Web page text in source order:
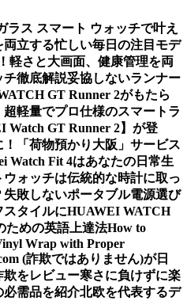
ラス スマート ウォッチで叶え
立する忙しい毎日の注目モデ
軽さと大画面、健康管理を両
チ徹底解説妥協しないランナー
GT Runner 2がもたら
超軽量でプロ仕様のスマートラ
Watch GT Runner 2】が登
「荷物預かり大阪」サービス
Watch Fit 4はあなたの日常生
ウォッチは伝統的な時計に取っ
失敗しないポータブル電源選び
スタイルにHUAWEI WATCH
ための英語上達法How to
Wrap with Proper
(詐欺ではありません)が日
欺をレビュー寒さに負けずに楽
必需品を紹介北欧を代表するデ